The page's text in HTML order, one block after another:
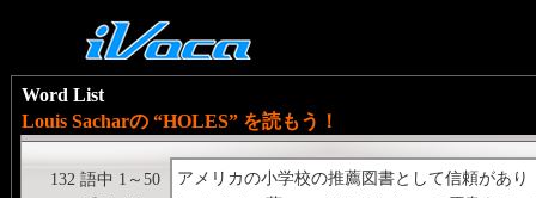
Word List
Louis Sacharの “HOLES” を読もう！
アメリカの小学校の推薦図書として信頼があり
132 語中 1～50